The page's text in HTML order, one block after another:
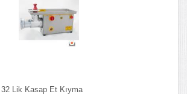
32 Lik Kasap Et Kıyma